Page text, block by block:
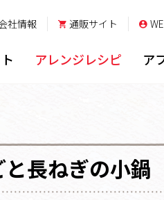
社情報 通販サイト
アレンジレシピ ア
長ねぎの小鍋